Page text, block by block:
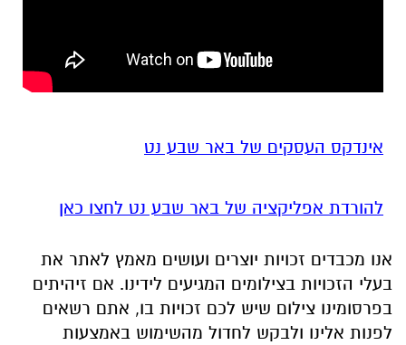
אינדקס העסקים של באר שבע נט
להורדת אפליקציה של באר שבע נט לחצו כאן
אנו מכבדים זכויות יוצרים ועושים מאמץ לאתר את
בעלי הזכויות בצילומים המגיעים לידינו. אם זיהיתים
בפרסומינו צילום שיש לכם זכויות בו, אתם רשאים
לפנות אלינו ולבקש לחדול מהשימוש באמצעות